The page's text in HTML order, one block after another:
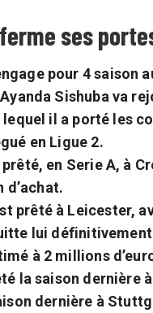
ses
pour 4 saison
Sishuba va
il a porté les
en Ligue 2.
en Serie A, à
d’achat.
prêté à Leicester,
lui
à 2 millions
la saison dernière
dernière à